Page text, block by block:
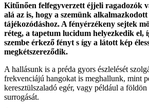
Kitűnően felfegyverzett éjjeli ragadozók
alá az is, hogy a szemünk
tájékozódáshoz. A fényérzékeny sejtek
réteg, a tapetum lucidum helyezkedik el,
szembe érkező fényt s így a látott kép
megkétszereződik.
A hallásunk is a préda gyors észlelését
frekvenciájú hangokat is meghallunk, mint
keresztülszaladó egér, vagy például a
surrogását.